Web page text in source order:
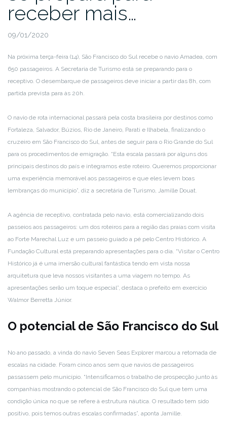
receber mais…
09/01/2020
Na próxima terça-feira (14), São Francisco do Sul recebe o navio Amadea, com
650 passageiros. A Secretaria de Turismo está se preparando para o
receptivo. O desembarque de passageiros deve iniciar a partir das 8h, com
partida prevista para às 20h.
O navio de rota internacional passará pela costa brasileira por destinos como
Fortaleza, Salvador, Búzios, Rio de Janeiro, Parati e Ilhabela, finalizando o
cruzeiro em São Francisco do Sul, antes de seguir para o Rio Grande do Sul
para os procedimentos de emigração. “Esta escala passará por alguns dos
principais destinos do país e integramos este roteiro. Queremos proporcionar
uma experiência memorável aos passageiros e que eles levem boas
lembranças do município”, diz a secretária de Turismo, Jamille Douat.
A agência de receptivo, contratada pelo navio, está comercializando dois
passeios aos passageiros: um dos roteiros para a região das praias com visita
ao Forte Marechal Luz e um passeio guiado a pé pelo Centro Histórico. A
Fundação Cultural está preparando apresentações para o dia. “Visitar o Centro
Histórico já é uma imersão cultural fantástica tendo em vista nossa
arquitetura que leva nossos visitantes a uma viagem no tempo. As
apresentações serão um toque especial”, destaca o prefeito em exercício
Walmor Berretta Júnior.
O potencial de São Francisco do Sul
No ano passado, a vinda do navio Seven Seas Explorer marcou a retomada de
escalas na cidade. Foram cinco anos sem que navios de passageiros
passassem pelo município. “Intensificamos o trabalho de prospecção junto às
companhias mostrando o potencial de São Francisco do Sul que tem uma
condição única no que se refere à estrutura náutica. O resultado tem sido
positivo, pois temos outras escalas confirmadas”, aponta Jamille.